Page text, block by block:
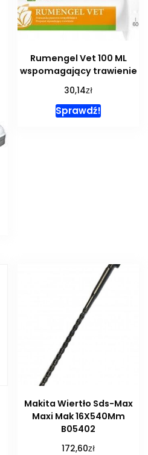
Rumengel Vet 100 ML
wspomagający trawienie
30,14zł
Sprawdź!
Makita Wiertło Sds-Max
Maxi Mak 16X540Mm
B05402
172,60zł